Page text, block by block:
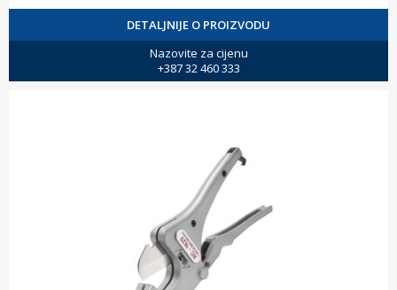
DETALJNIJE O PROIZVODU
Nazovite za cijenu
+387 32 460 333